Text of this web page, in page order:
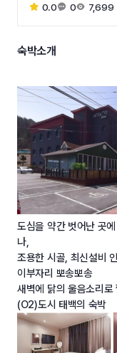
0.0 0 7,699
숙박소개
도심을 약간 벗어난 곳
나,
조용한 시골, 최신설비
이부자리 뽀송뽀송
새벽에 닭의 울음소리
(O2)도시 태백의 숙박